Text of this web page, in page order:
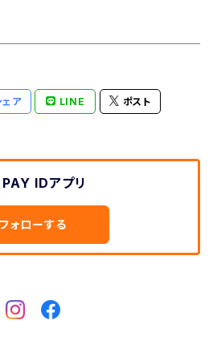
ェア LINE ポスト
PAY IDアプリ
フォローする